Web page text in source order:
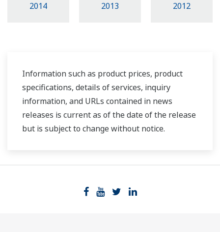
2014 2013 2012
Information such as product prices, product
specifications, details of services, inquiry
information, and URLs contained in news
releases is current as of the date of the release
but is subject to change without notice.